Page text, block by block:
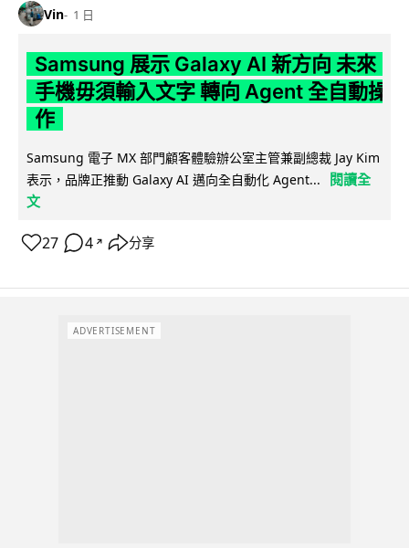
Vin 1 日
Samsung 展示 Galaxy AI 新方向 未來
手機毋須輸入文字 轉向 Agent 全自動操
作
Samsung 電子 MX 部門顧客體驗辦公室主管兼副總裁 Jay Kim
表示，品牌正推動 Galaxy AI 邁向全自動化 Agent...
閱讀全
文
27 4 ↗ 分享
ADVERTISEMENT